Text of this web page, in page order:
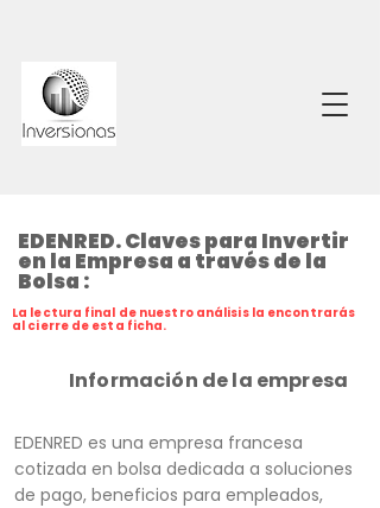
EDENRED. Claves para Invertir
en la Empresa a través de la
Bolsa :
La lectura final de nuestro análisis la encontrarás
al cierre de esta ficha.
Información de la empresa
EDENRED es una empresa francesa
cotizada en bolsa dedicada a soluciones
de pago, beneficios para empleados,